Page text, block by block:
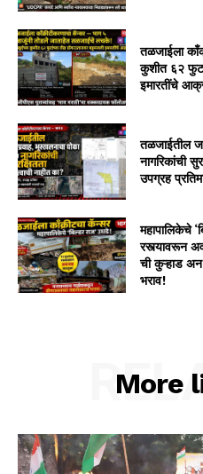
तळजाईला
कुशीत ६२
इमारतींचे
तळजाईतील
नागरिकांची
उपग्रह
महापालिकेचे
रस्त्यावरून
ची कुऱ्हाड
भराव!
More